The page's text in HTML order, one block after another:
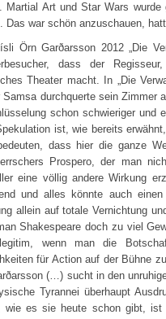
Martial Art und Star Wars
Das war schön anzuschauen,
Örn Garðarsson 2012 „Die
dass der
Theater macht. In „Die
Samsa durchquerte sein Zimmer
schon schwieriger und
ist, wie bereits
dass hier die ganze
Prospero, der man
eine völlig andere Wirkung
und alles könnte auch
allein auf totale Vernichtung
Shakespeare doch zu viel
wenn man die
für Action auf der Bühne
(…) sucht in den
Tyrannei überhaupt
wie es sie heute schon gibt, ist